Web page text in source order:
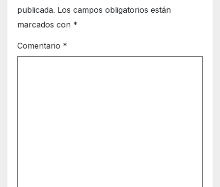
publicada. Los campos obligatorios están
marcados con *
Comentario *